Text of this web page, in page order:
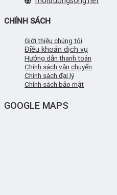
CHÍNH SÁCH
Giới thiệu chúng tôi
Điều khoản dịch vụ
Hướng dẫn thanh toán
Chính sách vận chuyển
Chính sách đại lý
Chính sách bảo mật
GOOGLE MAPS